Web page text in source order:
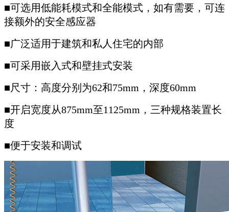
■可选用低能耗模式和全能模式，如有需要，可连
接额外的安全感应器
■广泛适用于建筑和私人住宅的内部
■可采用嵌入式和壁挂式安装
■尺寸：高度分别为62和75mm，深度60mm
■开启宽度从875mm至1125mm，三种规格装置长
度
■便于安装和调试